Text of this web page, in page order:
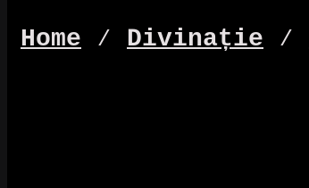
Home ⁄ Divinație ⁄